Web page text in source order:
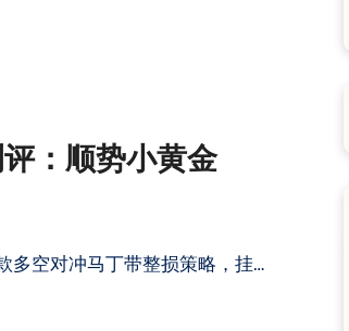
：顺势小黄金
多空对冲马丁带整损策略，挂…